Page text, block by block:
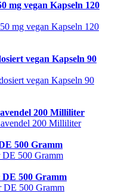
vegan Kapseln 120
vegan Kapseln 90
200 Milliliter
500 Gramm
500 Gramm